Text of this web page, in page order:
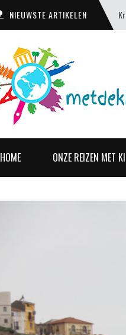
NIEUWSTE ARTIKELEN
NIEUWSTE ARTIKELEN
HOME ONZE REIZEN MET